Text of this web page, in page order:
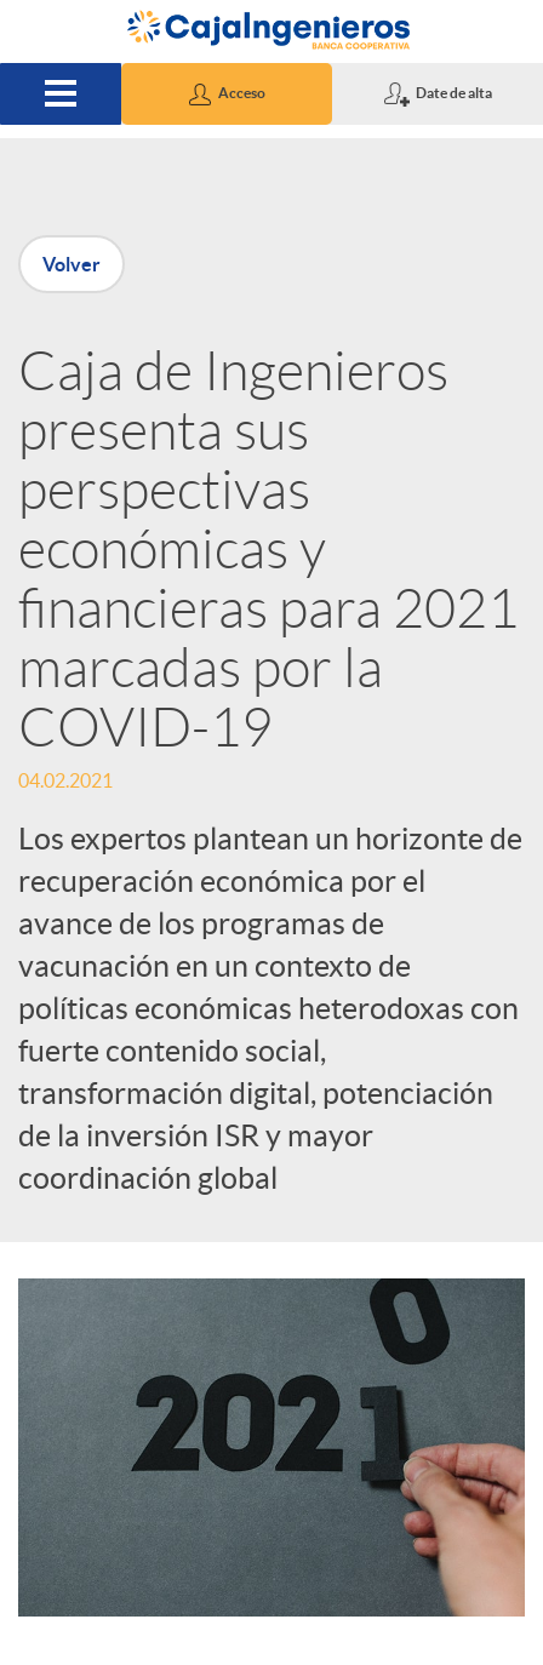
Saltar al contenido principal
Acceso Date de alta
P
u
b
l
i
c
a
d
o
r
d
e
c
t
e
n
i
Volver
Caja de Ingenieros
presenta sus
perspectivas
económicas y
financieras para 2021
marcadas por la
COVID-19
04.02.2021
Los expertos plantean un horizonte de
recuperación económica por el
avance de los programas de
vacunación en un contexto de
políticas económicas heterodoxas con
fuerte contenido social,
transformación digital, potenciación
de la inversión ISR y mayor
coordinación global